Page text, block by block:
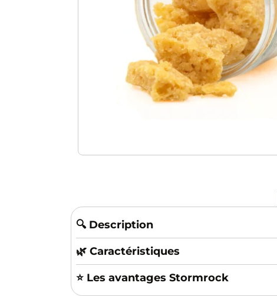
🔍 Description
🌿 Caractéristiques
⭐️ Les avantages Stormrock